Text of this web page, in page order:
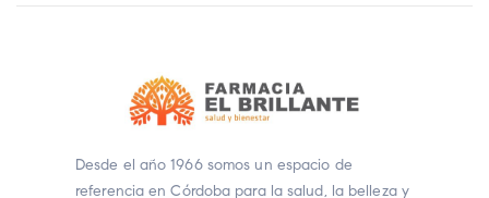
Desde el año 1966 somos un espacio de
referencia en Córdoba para la salud, la belleza y